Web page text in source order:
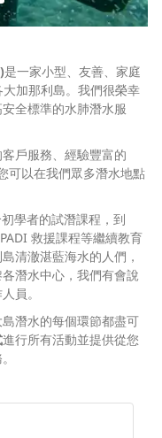
是一家小型、友善、家庭
加那利島。我們很榮幸
全標準的水肺潛水服
戶服務、經驗豐富的
可以在我們眾多潛水地點
學者的試潛課程，到
救援課程等繼續教育
清澈湛藍海水的人們，
潛水中心，我們有會說
員。
潛水的每個環節都盡可
進行所有活動並提供從您